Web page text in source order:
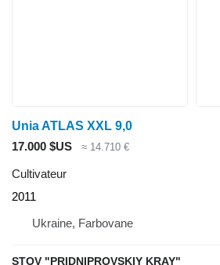
Unia ATLAS XXL 9,0
17.000 $US
≈ 14.710 €
Cultivateur
2011
Ukraine, Farbovane
STOV "PRIDNIPROVSKIY KRAY"